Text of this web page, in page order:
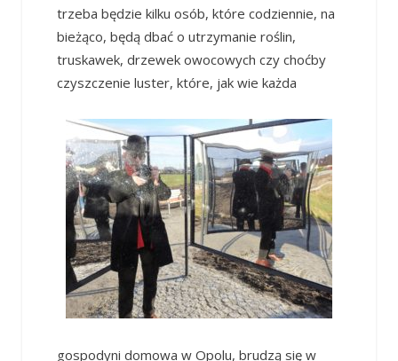
trzeba będzie kilku osób, które codziennie, na
bieżąco, będą dbać o utrzymanie roślin,
truskawek, drzewek owocowych czy choćby
czyszczenie luster, które, jak wie każda
gospodyni domowa w Opolu, brudzą się w